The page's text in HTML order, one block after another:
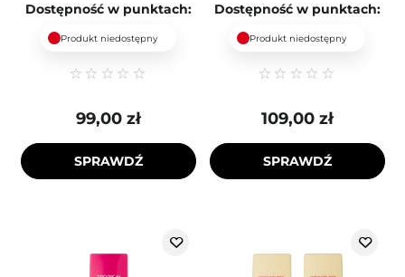
Dostępność w punktach:
Produkt niedostępny
99,00 zł
SPRAWDŹ
Dostępność w punktach:
Produkt niedostępny
109,00 zł
SPRAWDŹ